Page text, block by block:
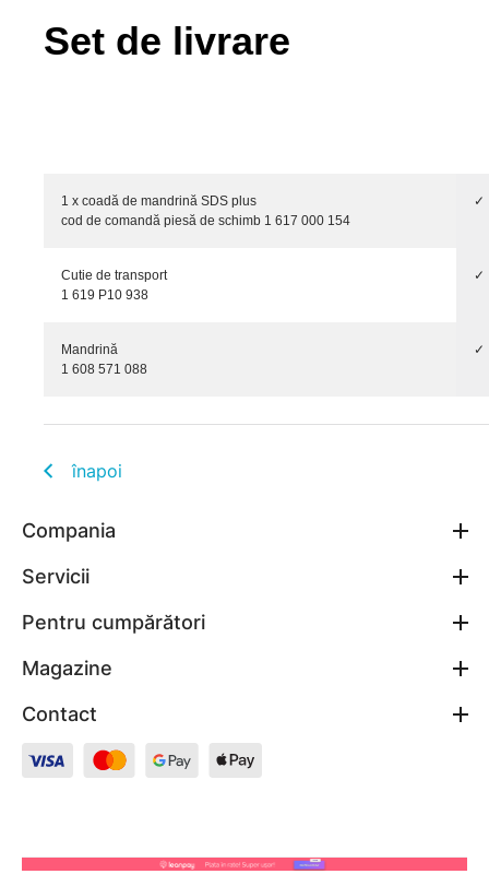
Set de livrare
1 x coadă de mandrină SDS plus
cod de comandă piesă de schimb 1 617 000 154
✓
Cutie de transport
1 619 P10 938
✓
Mandrină
1 608 571 088
✓
înapoi
Compania
Servicii
Pentru cumpărători
Magazine
Contact